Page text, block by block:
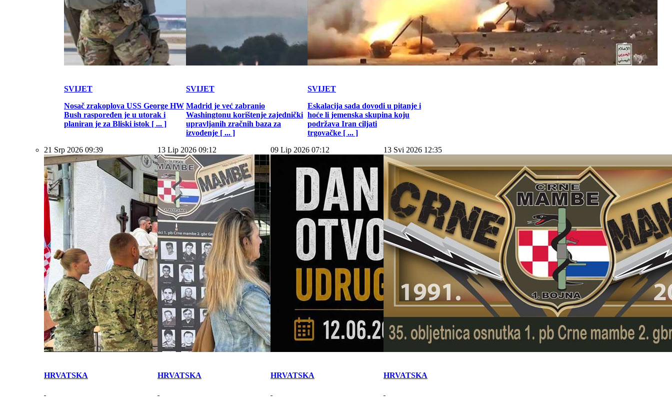
SVIJET
Nosač zrakoplova USS George HW
Bush raspoređen je u utorak i
planiran je za Bliski istok [ ... ]
SVIJET
Madrid je već zabranio
Washingtonu korištenje zajednički
upravljanih zračnih baza za
izvođenje [ ... ]
SVIJET
Eskalacija sada dovodi u pitanje i
hoće li jemenska skupina koju
podržava Iran ciljati
trgovačke [ ... ]
21 Srp 2026 09:39
HRVATSKA
13 Lip 2026 09:12
HRVATSKA
09 Lip 2026 07:12
HRVATSKA
13 Svi 2026 12:35
HRVATSKA